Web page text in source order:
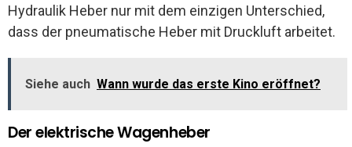
Hydraulik Heber nur mit dem einzigen Unterschied,
dass der pneumatische Heber mit Druckluft arbeitet.
Siehe auch Wann wurde das erste Kino eröffnet?
Der elektrische Wagenheber